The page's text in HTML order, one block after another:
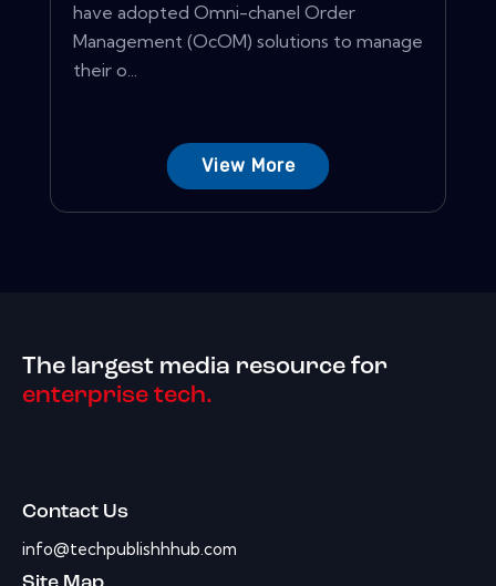
have adopted Omni-chanel Order
Management (OcOM) solutions to manage
their o...
View More
The largest media resource for
enterprise tech.
Contact Us
info@techpublishhhub.com